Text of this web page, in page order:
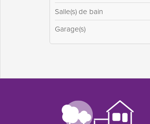
Salle(s) de bain
Garage(s)